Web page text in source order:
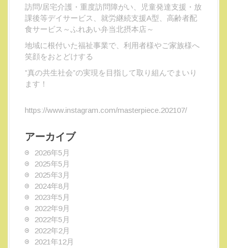
訪問/居宅介護・重度訪問障がい、児童発達支援・放
課後等デイサービス、就労継続支援A型、高齢者配
食サービス～ふれあい弁当北摂本店～
地域に根付いた福祉事業で、利用者様やご家族様へ
笑顔をおとどけする
”真の共生社会”の実現を目指して取り組んでまいり
ます！
https://www.instagram.com/masterpiece.202107/
アーカイブ
2026年5月
2025年5月
2025年3月
2024年8月
2023年5月
2022年9月
2022年5月
2022年2月
2021年12月